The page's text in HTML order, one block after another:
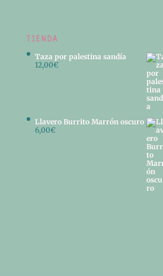
TIENDA
Taza por palestina sandía
12,00€
Llavero Burrito Marrón oscuro
6,00€